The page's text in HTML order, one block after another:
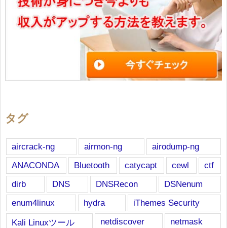
タグ
aircrack-ng airmon-ng
airodump-ng
ANACONDA
Bluetooth catycapt cewl
ctf
dirb
DNS DNSRecon
DSNenum
enum4linux
hydra
iThemes Security
Kali Linuxツール
netdiscover netmask